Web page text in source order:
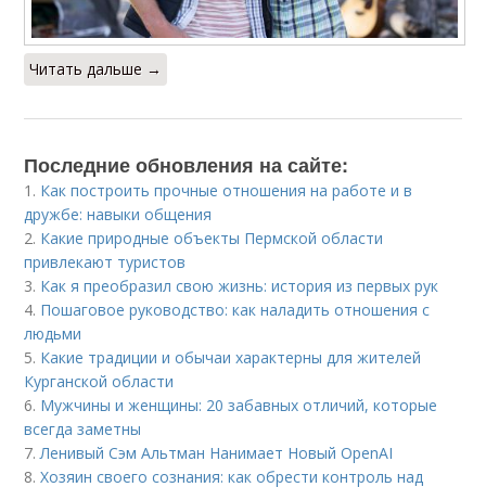
Читать дальше →
Последние обновления на сайте:
1. Как построить прочные отношения на работе и в
дружбе: навыки общения
2. Какие природные объекты Пермской области
привлекают туристов
3. Как я преобразил свою жизнь: история из первых рук
4. Пошаговое руководство: как наладить отношения с
людьми
5. Какие традиции и обычаи характерны для жителей
Курганской области
6. Мужчины и женщины: 20 забавных отличий, которые
всегда заметны
7.Ленивый Сэм Альтман Нанимает Новый OpenAI
8.Хозяин своего сознания: как обрести контроль над